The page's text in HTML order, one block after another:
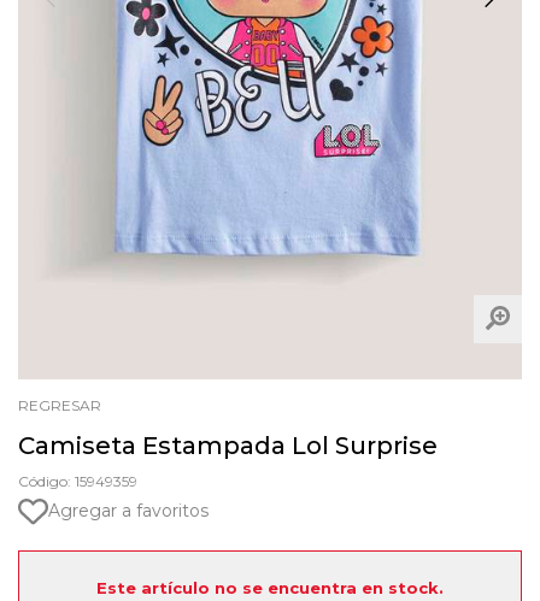
REGRESAR
Camiseta Estampada Lol Surprise
Código: 15949359
Agregar a favoritos
Este artículo no se encuentra en stock.